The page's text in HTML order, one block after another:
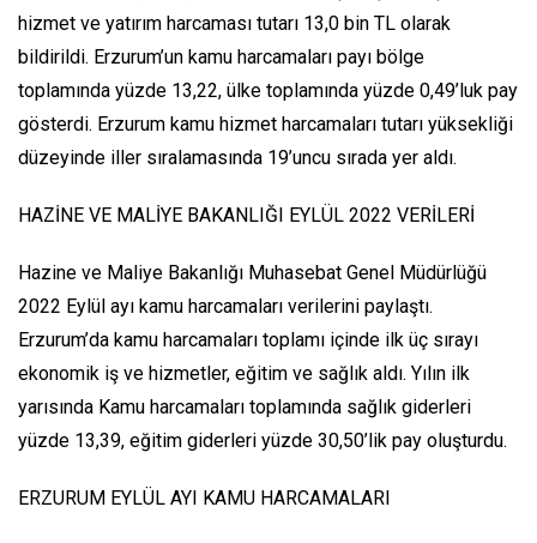
hizmet ve yatırım harcaması tutarı 13,0 bin TL olarak
bildirildi. Erzurum’un kamu harcamaları payı bölge
toplamında yüzde 13,22, ülke toplamında yüzde 0,49’luk pay
gösterdi. Erzurum kamu hizmet harcamaları tutarı yüksekliği
düzeyinde iller sıralamasında 19’uncu sırada yer aldı.
HAZİNE VE MALİYE BAKANLIĞI EYLÜL 2022 VERİLERİ
Hazine ve Maliye Bakanlığı Muhasebat Genel Müdürlüğü
2022 Eylül ayı kamu harcamaları verilerini paylaştı.
Erzurum’da kamu harcamaları toplamı içinde ilk üç sırayı
ekonomik iş ve hizmetler, eğitim ve sağlık aldı. Yılın ilk
yarısında Kamu harcamaları toplamında sağlık giderleri
yüzde 13,39, eğitim giderleri yüzde 30,50’lik pay oluşturdu.
ERZURUM EYLÜL AYI KAMU HARCAMALARI